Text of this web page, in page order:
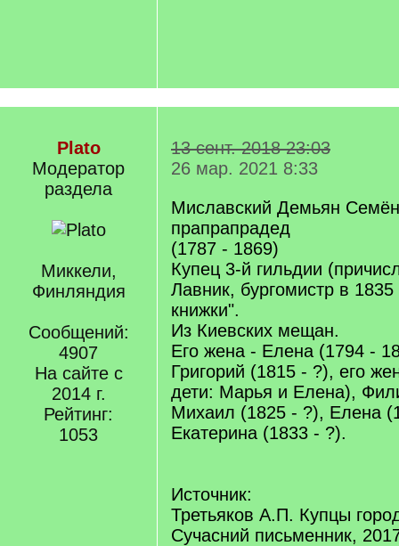
Plato
Модератор
раздела
Миккели,
Финляндия
Сообщений:
4907
На сайте с
2014 г.
Рейтинг:
1053
13 сент. 2018 23:03
26 мар. 2021 8:33
Миславский Демьян
прапрапрадед
(1787 - 1869)
Купец 3-й гильдии
Лавник, бургомистр в
книжки".
Из Киевских мещан.
Его жена - Елена (1794 -
Григорий (1815 - ?), его
дети: Марья и Елена),
Михаил (1825 - ?), Елена
Екатерина (1833 - ?).
Источник:
Третьяков А.П. Купцы
Сучасний письменник,